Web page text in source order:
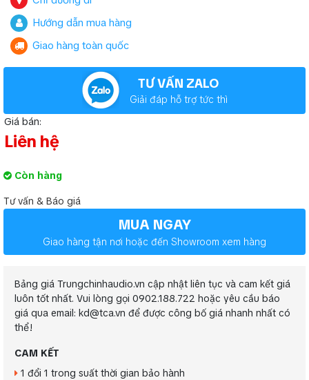
Hướng dẫn mua hàng
Giao hàng toàn quốc
TƯ VẤN ZALO
Giải đáp hỗ trợ tức thì
Giá bán:
Liên hệ
Còn hàng
Tư vấn & Báo giá
MUA NGAY
Giao hàng tận nơi hoặc đến Showroom xem hàng
Bảng giá Trungchinhaudio.vn cập nhật liên tục và cam kết giá
luôn tốt nhất. Vui lòng gọi 0902.188.722 hoặc yêu cầu báo
giá qua email: kd@tca.vn để được công bố giá nhanh nhất có
thể!
CAM KẾT
1 đổi 1 trong suất thời gian bảo hành